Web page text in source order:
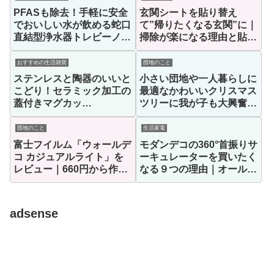
PFASも除去！手軽に安全
でおいしい水が飲める蛇口
直結型浄水器トレビーノ｜
カセッティシリーズレビュ
ー
玄関シートを貼り替え
て”帰りたくなる玄関”に｜
掃除が楽になる理由と貼り
方を紹介！
おすすめの生活雑貨
ステンレスと陶器のいいと
こどり！セラミック加工の
蓋付きマグカッ
プ”nosanka”を紹介！
団地のこと
小さい団地や一人暮らしに
最適なかわいいクリスマス
ツリーに我が子も大興奮！
おすすめのグラスツリーは
たったの24センチ！
団地のこと
富士フイルム「ウォールデ
コ カジュアルライト」を
レビュー｜660円から作れ
るフォトパネルの感想
生活家電
モダンデコの360°首振りサ
ーキュレーターを買いたく
なる９つの理由｜オールシ
ーズン使えるマルチサーキ
adsense